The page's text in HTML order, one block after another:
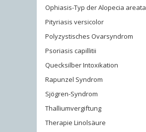
Ophiasis-Typ der Alopecia areata
Pityriasis versicolor
Polyzystisches Ovarsyndrom
Psoriasis capillitii
Quecksilber Intoxikation
Rapunzel Syndrom
Sjögren-Syndrom
Thalliumvergiftung
Therapie Linolsäure